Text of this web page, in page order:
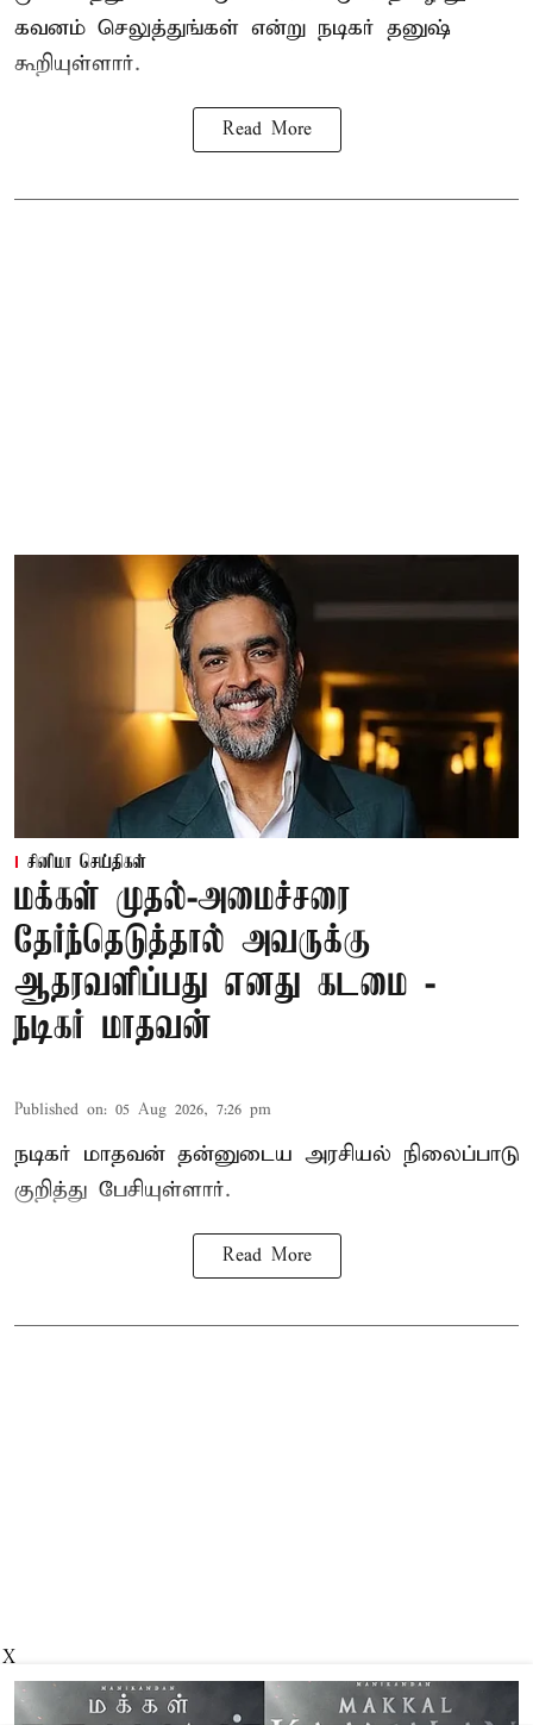
கவனம் செலுத்துங்கள் என்று நடிகர் தனுஷ்
கூறியுள்ளார்.
Read More
சினிமா செய்திகள்
மக்கள் முதல்-அமைச்சரை
தேர்ந்தெடுத்தால் அவருக்கு
ஆதரவளிப்பது எனது கடமை -
நடிகர் மாதவன்
Published on: 05 Aug 2026, 7:26 pm
நடிகர் மாதவன் தன்னுடைய அரசியல் நிலைப்பாடு
குறித்து பேசியுள்ளார்.
Read More
X